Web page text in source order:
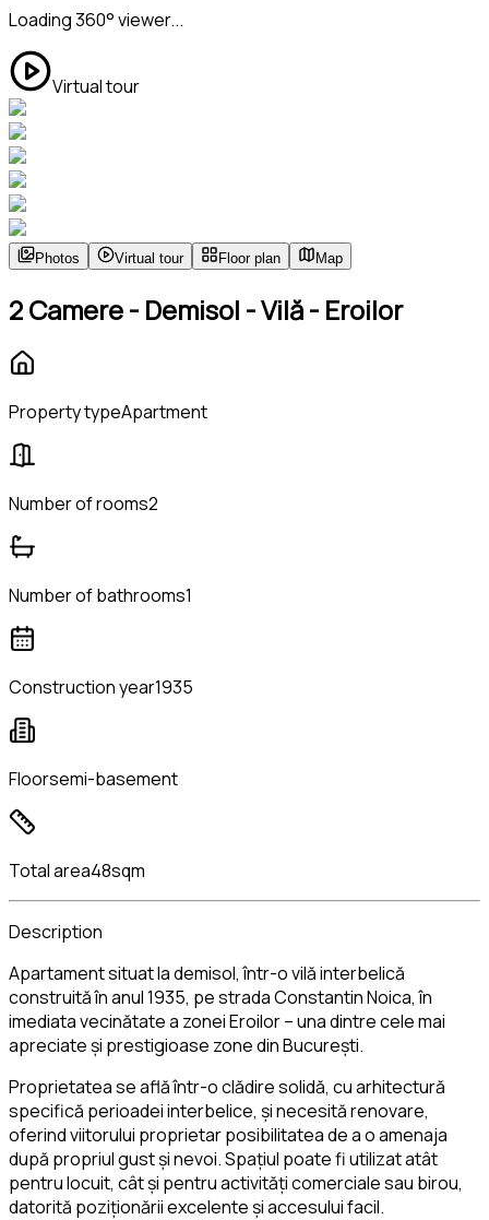
Loading 360° viewer...
Virtual tour
Photos Virtual tour Floor plan Map
2 Camere - Demisol - Vilă - Eroilor
Property typeApartment
Number of rooms2
Number of bathrooms1
Construction year1935
Floorsemi-basement
Total area48sqm
Description
Apartament situat la demisol, într-o vilă interbelică
construită în anul 1935, pe strada Constantin Noica, în
imediata vecinătate a zonei Eroilor – una dintre cele mai
apreciate și prestigioase zone din București.
Proprietatea se află într-o clădire solidă, cu arhitectură
specifică perioadei interbelice, și necesită renovare,
oferind viitorului proprietar posibilitatea de a o amenaja
după propriul gust și nevoi. Spațiul poate fi utilizat atât
pentru locuit, cât și pentru activități comerciale sau birou,
datorită poziționării excelente și accesului facil.